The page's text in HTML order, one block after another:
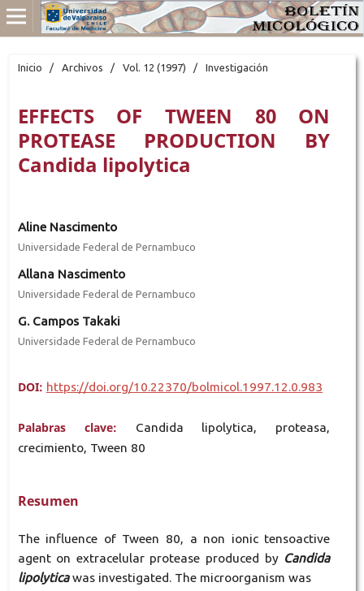
Inicio / Archivos / Vol. 12 (1997) / Investigación
EFFECTS OF TWEEN 80 ON
PROTEASE PRODUCTION BY
Candida lipolytica
Aline Nascimento
Universidade Federal de Pernambuco
Allana Nascimento
Universidade Federal de Pernambuco
G. Campos Takaki
Universidade Federal de Pernambuco
DOI: https://doi.org/10.22370/bolmicol.1997.12.0.983
Palabras clave:
Candida lipolytica, proteasa,
crecimiento, Tween 80
Resumen
The influence of Tween 80, a non ionic tensoactive
agent on extracelular protease produced by Candida
lipolyticawas investigated. The microorganism was